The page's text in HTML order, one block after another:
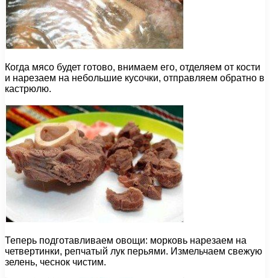
Когда мясо будет готово, внимаем его, отделяем от кости
и нарезаем на небольшие кусочки, отправляем обратно в
кастрюлю.
Теперь подготавливаем овощи: морковь нарезаем на
четвертинки, репчатый лук перьями. Измельчаем свежую
зелень, чеснок чистим.